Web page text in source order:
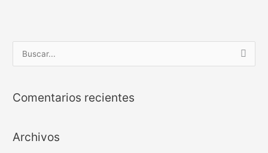
c
r
Comentarios recientes
Archivos